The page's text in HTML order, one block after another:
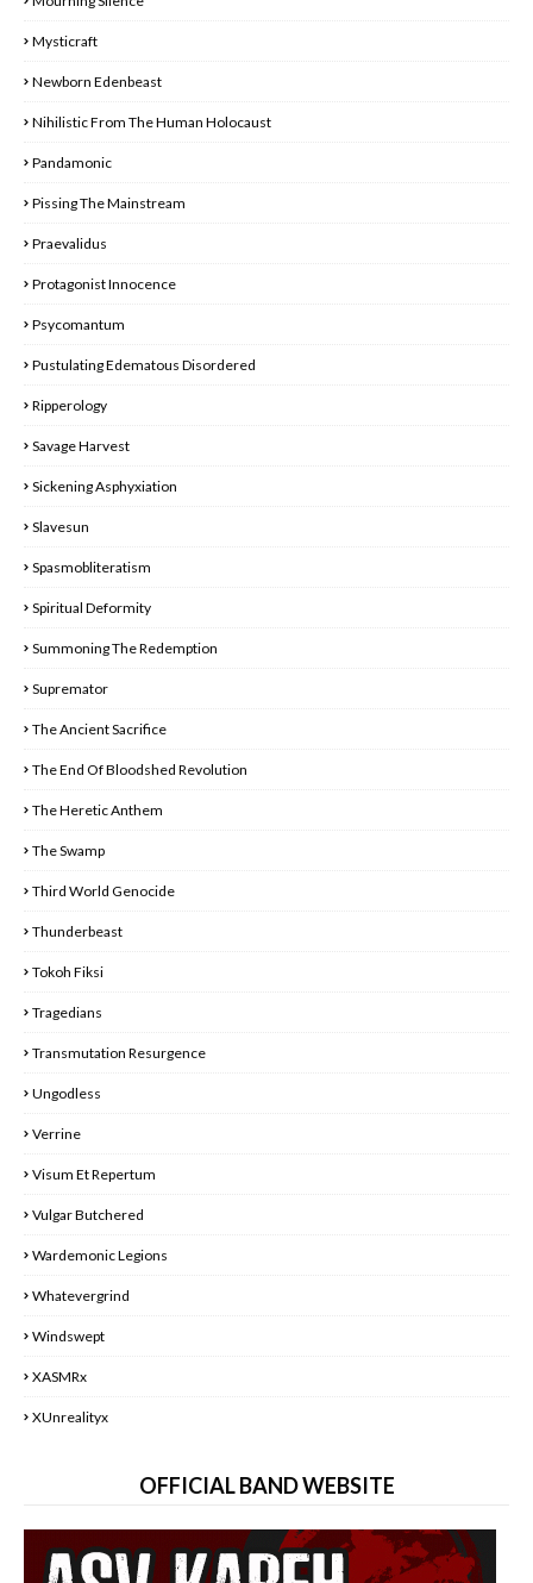
Mysticraft
Newborn Edenbeast
Nihilistic From The Human Holocaust
Pandamonic
Pissing The Mainstream
Praevalidus
Protagonist Innocence
Psycomantum
Pustulating Edematous Disordered
Ripperology
Savage Harvest
Sickening Asphyxiation
Slavesun
Spasmobliteratism
Spiritual Deformity
Summoning The Redemption
Supremator
The Ancient Sacrifice
The End Of Bloodshed Revolution
The Heretic Anthem
The Swamp
Third World Genocide
Thunderbeast
Tokoh Fiksi
Tragedians
Transmutation Resurgence
Ungodless
Verrine
Visum Et Repertum
Vulgar Butchered
Wardemonic Legions
Whatevergrind
Windswept
XASMRx
XUnrealityx
OFFICIAL BAND WEBSITE